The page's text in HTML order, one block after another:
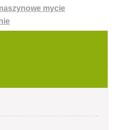
mycie
Gościno bangladeskie